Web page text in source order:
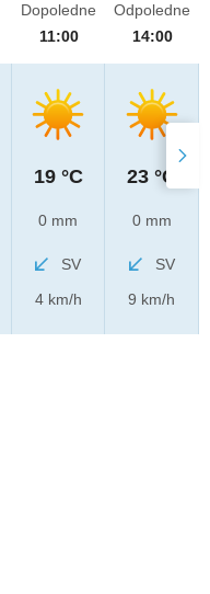
Dopoledne
11:00
19 °C
0 mm
SV
4 km/h
Odpoledne
14:00
23 °C
0 mm
SV
9 km/h